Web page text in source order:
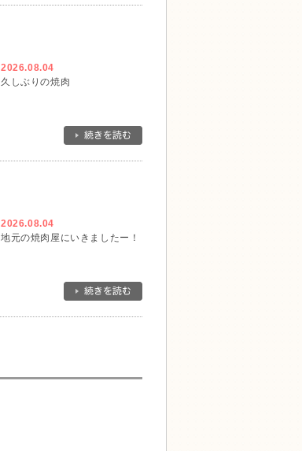
2026.08.04
久しぶりの焼肉
2026.08.04
地元の焼肉屋にいきましたー！